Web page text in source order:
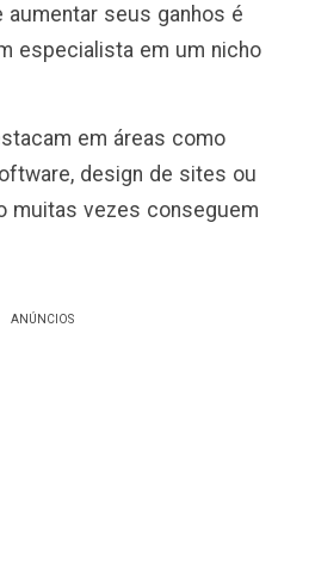
aumentar seus ganhos é
especialista em um nicho
em áreas como
design de sites ou
muitas vezes conseguem
ANÚNCIOS